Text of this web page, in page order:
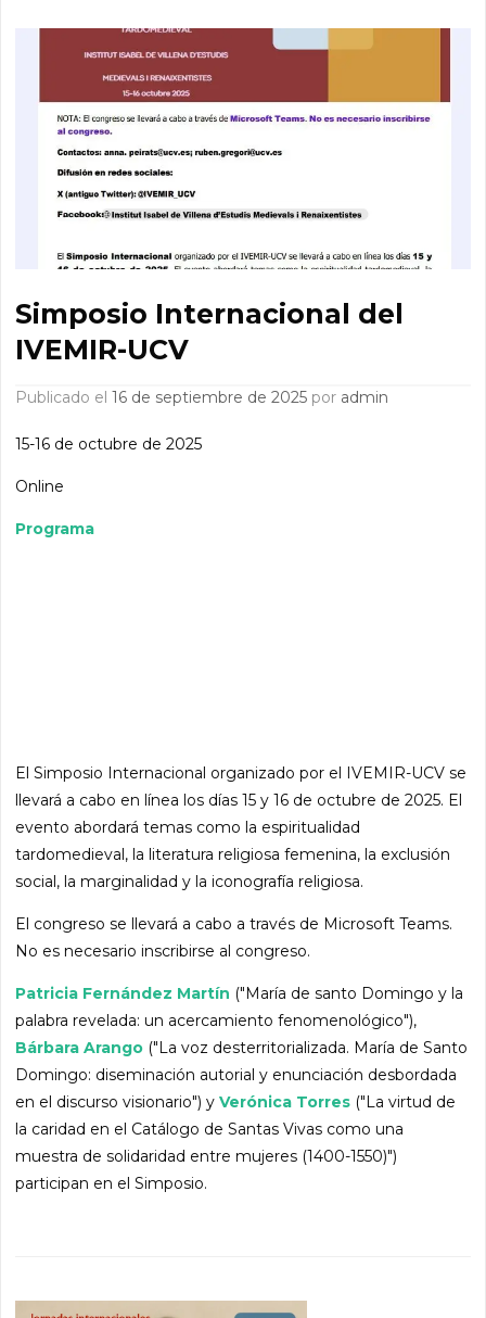
Simposio Internacional del
IVEMIR-UCV
Publicado el16 de septiembre de 2025 por admin
15-16 de octubre de 2025
Online
Programa
El Simposio Internacional organizado por el IVEMIR-UCV se
llevará a cabo en línea los días 15 y 16 de octubre de 2025. El
evento abordará temas como la espiritualidad
tardomedieval, la literatura religiosa femenina, la exclusión
social, la marginalidad y la iconografía religiosa.
El congreso se llevará a cabo a través de Microsoft Teams.
No es necesario inscribirse al congreso.
Patricia Fernández Martín ("María de santo Domingo y la
palabra revelada: un acercamiento fenomenológico"),
Bárbara Arango ("La voz desterritorializada. María de Santo
Domingo: diseminación autorial y enunciación desbordada
en el discurso visionario") yVerónica Torres ("La virtud de
la caridad en el Catálogo de Santas Vivas como una
muestra de solidaridad entre mujeres (1400-1550)")
participan en el Simposio.